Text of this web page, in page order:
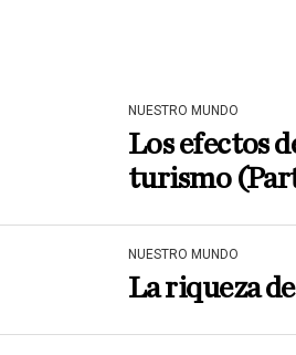
NUESTRO MUNDO
Los efectos
turismo
NUESTRO MUNDO
La riqueza